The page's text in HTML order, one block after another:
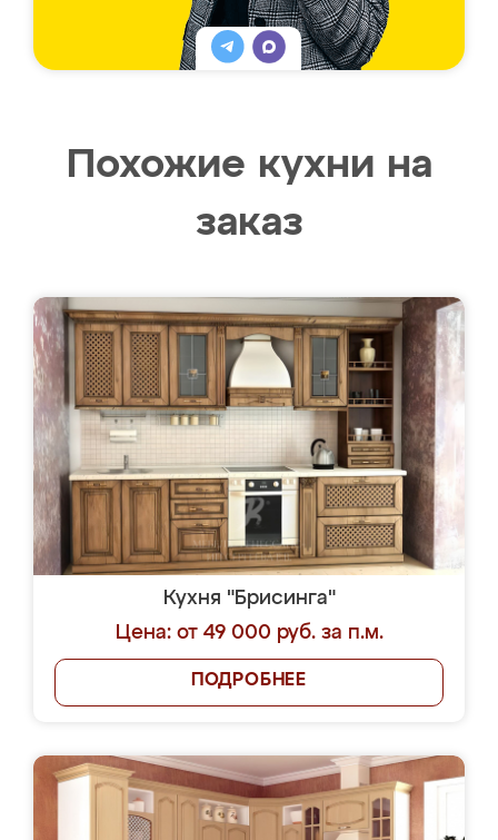
Похожие кухни на
заказ
Кухня "Брисинга"
Цена: от 49 000 руб. за п.м.
ПОДРОБНЕЕ